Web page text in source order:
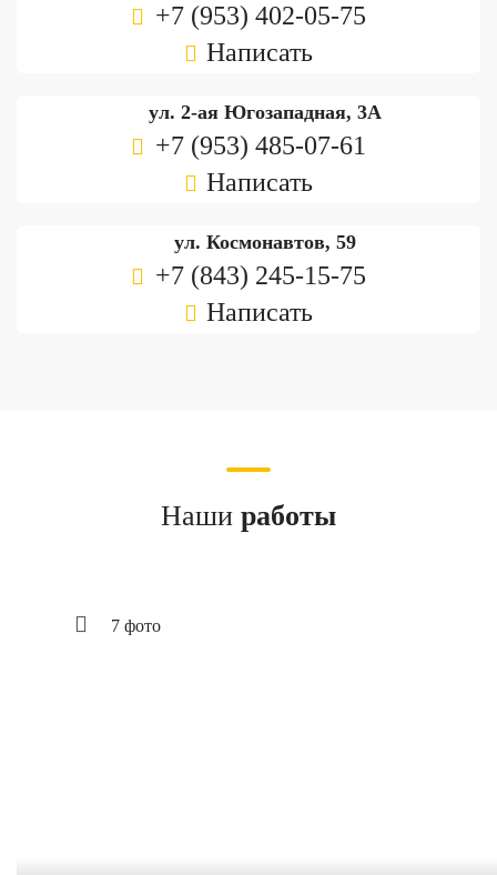
+7 (953) 402-05-75
Написать
ул. 2-ая Югозападная, 3А
+7 (953) 485-07-61
Написать
ул. Космонавтов, 59
+7 (843) 245-15-75
Написать
Наши работы
7 фото